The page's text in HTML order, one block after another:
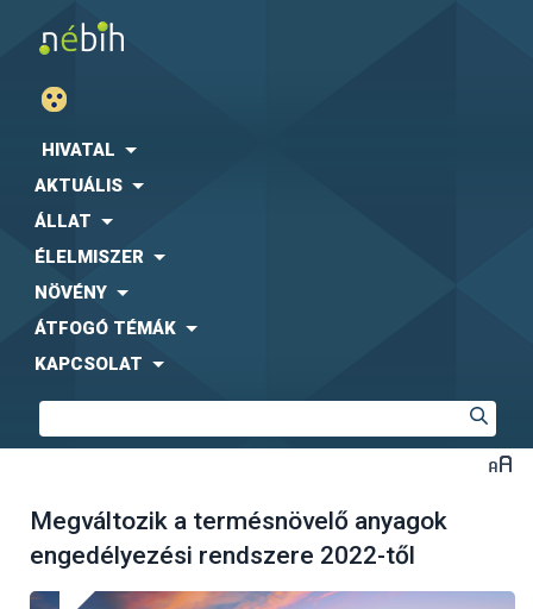
HIVATAL
AKTUÁLIS
ÁLLAT
ÉLELMISZER
NÖVÉNY
ÁTFOGÓ TÉMÁK
KAPCSOLAT
Megváltozik a termésnövelő anyagok
engedélyezési rendszere 2022-től